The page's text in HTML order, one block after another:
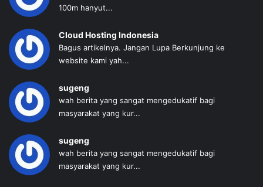
100m hanyut...
Cloud Hosting Indonesia
Bagus artikelnya. Jangan Lupa Berkunjung ke
website kami yah...
sugeng
wah berita yang sangat mengedukatif bagi
masyarakat yang kur...
sugeng
wah berita yang sangat mengedukatif bagi
masyarakat yang kur...